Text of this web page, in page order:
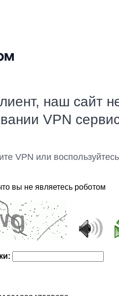
наш сайт
VPN
VPN или
вы не являетесь роботом